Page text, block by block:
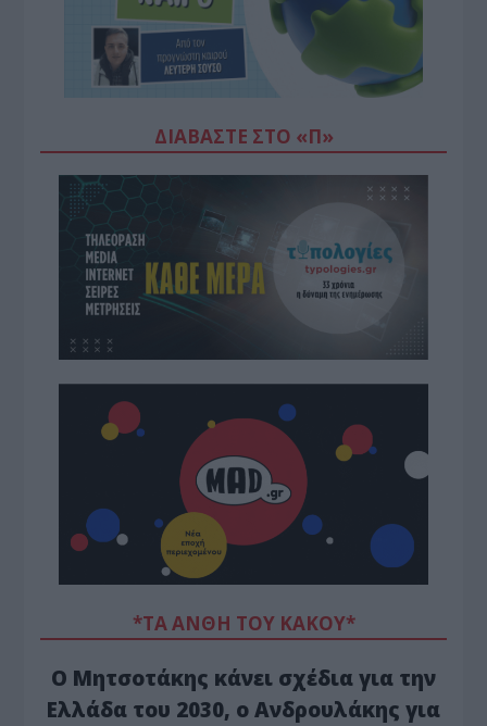
ΔΙΑΒΆΣΤΕ ΣΤΟ «Π»
*ΤΑ ΆΝΘΗ ΤΟΥ ΚΑΚΟΎ*
Ο Μητσοτάκης κάνει σχέδια για την
Ελλάδα του 2030, ο Ανδρουλάκης για